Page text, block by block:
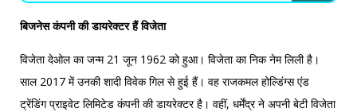
बिजनेस कंपनी की डायरेक्टर हैं विजेता
विजेता देओल का जन्म 21 जून 1962 को हुआ। विजेता का निक नेम लिली है।
साल 2017 में उनकी शादी विवेक गिल से हुई हैं। वह राजकमल होल्डिंग्स एंड
ट्रेंडिंग प्राइवेट लिमिटेड कंपनी की डायरेक्टर है। वहीं, धर्मेंद्र ने अपनी बेटी विजेता